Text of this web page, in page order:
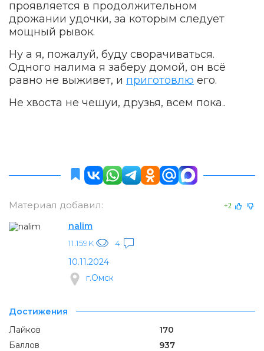
проявляется в продолжительном
дрожании удочки, за которым следует
мощный рывок.
Ну а я, пожалуй, буду сворачиваться.
Одного налима я заберу домой, он всё
равно не выживет, и приготовлю его.
Не хвоста не чешуи, друзья, всем пока..
Материал добавил: +2
nalim
11.159K
4
10.11.2024
г.Омск
Достижения
Лайков
170
Баллов
937